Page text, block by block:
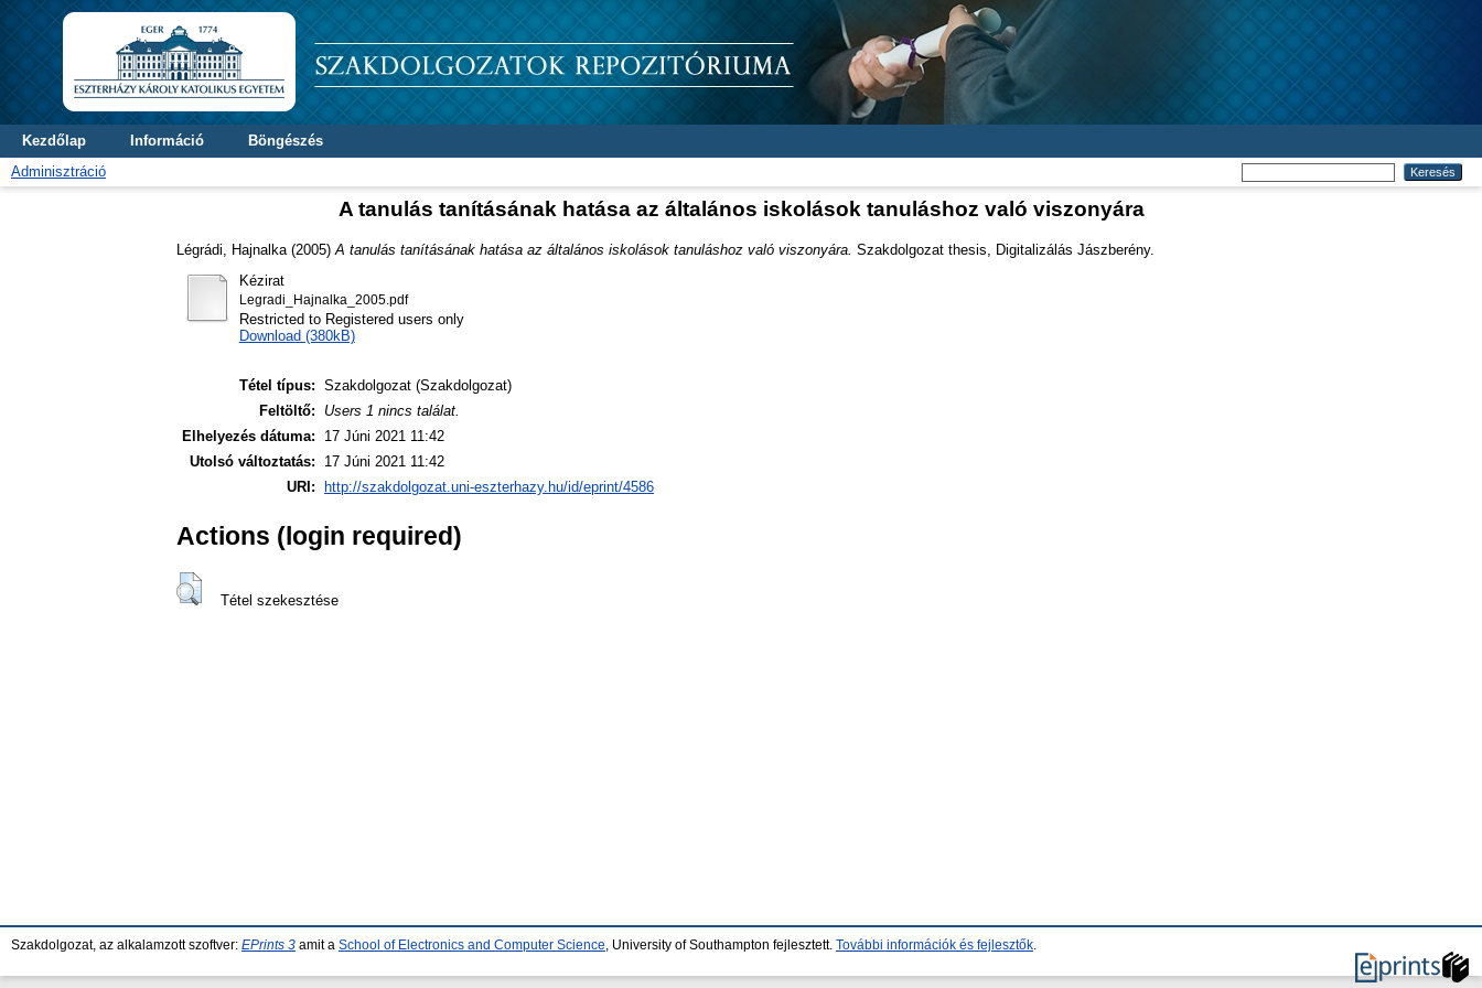
Kezdőlap Információ
Böngészés
Adminisztráció
A tanulás tanításának hatása az általános iskolások tanuláshoz való viszonyára
Légrádi, Hajnalka (2005) A tanulás tanításának hatása az általános iskolások tanuláshoz való viszonyára. Szakdolgozat thesis, Digitalizálás Jászberény.
Kézirat
Legradi_Hajnalka_2005.pdf
Restricted to Registered users only
Download (380kB)
Tétel típus: Szakdolgozat (Szakdolgozat)
Feltöltő:
Users 1 nincs találat.
Elhelyezés dátuma:
17 Júni 2021 11:42
Utolsó változtatás:
17 Júni 2021 11:42
URI:
http://szakdolgozat.uni-eszterhazy.hu/id/eprint/4586
Actions (login required)
Tétel szekesztése
Szakdolgozat, az alkalamzott szoftver: EPrints 3 amit a School of Electronics and Computer Science , University of Southampton fejlesztett. További információk és fejlesztők